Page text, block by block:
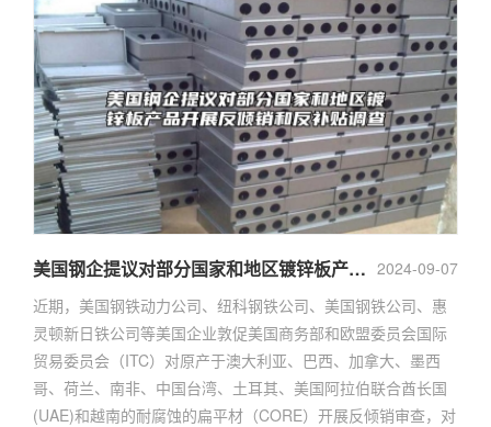
2024-09-07
美国钢企提议对部分国家和地区镀锌板产品开展反倾销和反补贴调查
近期，美国钢铁动力公司、纽科钢铁公司、美国钢铁公司、惠
灵顿新日铁公司等美国企业敦促美国商务部和欧盟委员会国际
贸易委员会（ITC）对原产于澳大利亚、巴西、加拿大、墨西
哥、荷兰、南非、中国台湾、土耳其、美国阿拉伯联合酋长国
(UAE)和越南的耐腐蚀的扁平材（CORE）开展反倾销审查，对